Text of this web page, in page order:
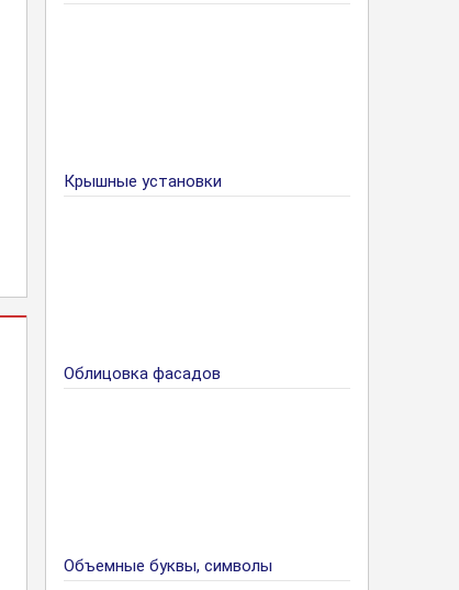
Крышные установки
Облицовка фасадов
Объемные буквы, символы